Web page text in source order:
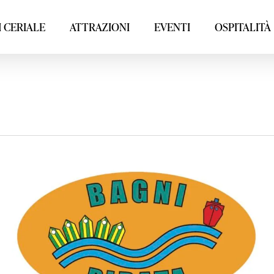
CERIALE ATTRAZIONI EVENTI OSPITALITÀ